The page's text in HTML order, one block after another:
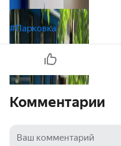
#Парковка
Комментарии